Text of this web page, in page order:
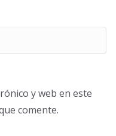
y web en este
comente.